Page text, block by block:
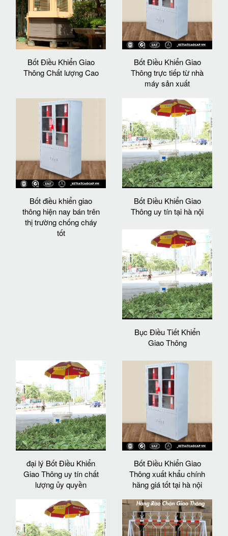
Bốt Điều Khiển Giao
Thông Chất lượng Cao
Bốt Điều Khiển Giao
Thông trực tiếp từ nhà
máy sản xuất
Bốt điều khiển giao
thông hiện nay bán trên
thị trường chống cháy
tốt
Bốt Điều Khiển Giao
Thông uy tín tại hà nội
Bục Điều Tiết Khiển
Giao Thông
đại lý Bốt Điều Khiển
Giao Thông uy tín chất
lượng ủy quyền
Bốt Điều Khiển Giao
Thông xuất khẩu chính
hãng giá tốt tại hà nội